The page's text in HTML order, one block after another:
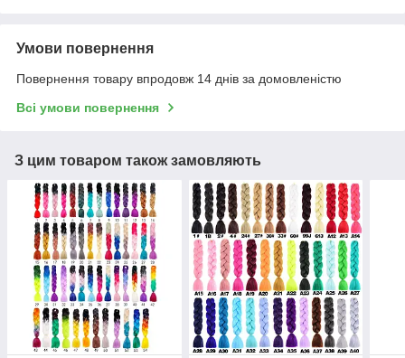
Умови повернення
Повернення товару впродовж 14 днів за домовленістю
Всі умови повернення
З цим товаром також замовляють